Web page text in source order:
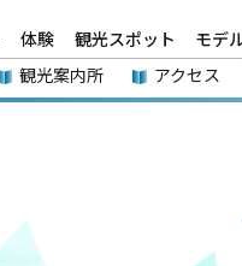
体験 観光スポット モデ
観光案内所 アクセス